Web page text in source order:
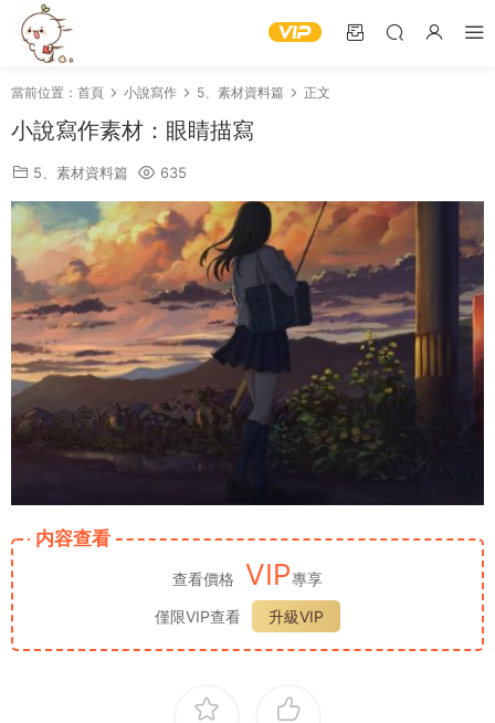
當前位置： 首頁 小說寫作 5、素材資料篇 正文
小說寫作素材：眼睛描寫
5、素材資料篇 635
内容查看
查看價格 VIP專享
僅限VIP查看
升級VIP